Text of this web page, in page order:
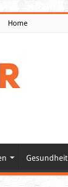
Home
Gesundheit